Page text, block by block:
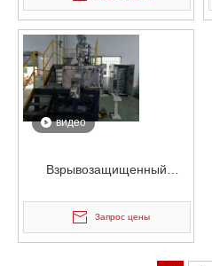
смеситель для склеивания
видео
Взрывозащищенный
высокоскоростной
смеситель для склеивания
Запрос цены